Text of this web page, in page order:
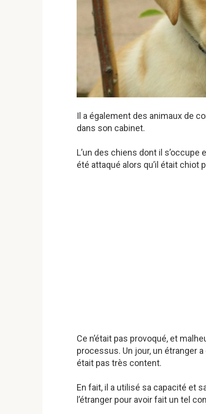
Il a également des animaux de
dans son cabinet.
L’un des chiens dont il
été attaqué alors qu’il était chiot
Ce n’était pas provoqué, et
processus. Un jour, un étranger
était pas très content.
En fait, il a utilisé sa capacité et
l’étranger pour avoir fait un tel